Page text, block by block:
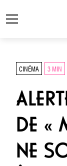
CINÉMA 3 MIN
DE «
NE